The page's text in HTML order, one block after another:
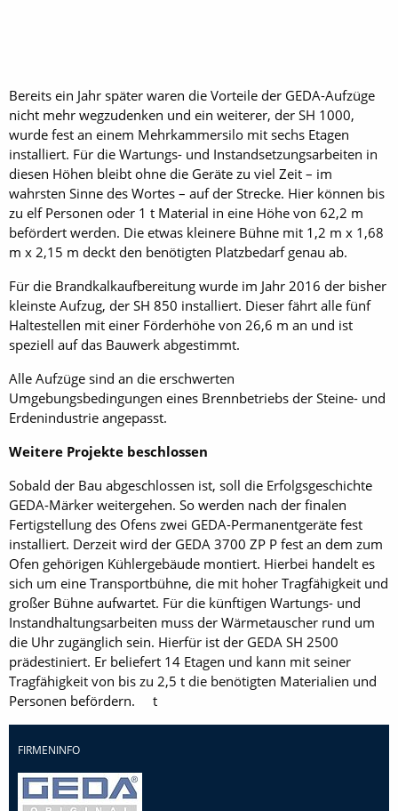
Bereits ein Jahr später waren die Vorteile der GEDA-Aufzüge
nicht mehr wegzudenken und ein weiterer, der SH 1000,
wurde fest an einem Mehrkammersilo mit sechs Etagen
installiert. Für die Wartungs- und Instandsetzungsarbeiten in
diesen Höhen bleibt ohne die Geräte zu viel Zeit – im
wahrsten Sinne des Wortes – auf der Strecke. Hier können bis
zu elf Personen oder 1 t Material in eine Höhe von 62,2 m
befördert werden. Die etwas kleinere Bühne mit 1,2 m x 1,68
m x 2,15 m deckt den benötigten Platzbedarf genau ab.
Für die Brandkalkaufbereitung wurde im Jahr 2016 der bisher
kleinste Aufzug, der SH 850 installiert. Dieser fährt alle fünf
Haltestellen mit einer Förderhöhe von 26,6 m an und ist
speziell auf das Bauwerk abgestimmt.
Alle Aufzüge sind an die erschwerten
Umgebungsbedingungen eines Brennbetriebs der Steine- und
Erdenindustrie angepasst.
Weitere Projekte beschlossen
Sobald der Bau abgeschlossen ist, soll die Erfolgsgeschichte
GEDA-Märker weitergehen. So werden nach der finalen
Fertigstellung des Ofens zwei GEDA-Permanentgeräte fest
installiert. Derzeit wird der GEDA 3700 ZP P fest an dem zum
Ofen gehörigen Kühlergebäude montiert. Hierbei handelt es
sich um eine Transportbühne, die mit hoher Tragfähigkeit und
großer Bühne aufwartet. Für die künftigen Wartungs- und
Instandhaltungsarbeiten muss der Wärmetauscher rund um
die Uhr zugänglich sein. Hierfür ist der GEDA SH 2500
prädestiniert. Er beliefert 14 Etagen und kann mit seiner
Tragfähigkeit von bis zu 2,5 t die benötigten Materialien und
Personen befördern. t
FIRMENINFO